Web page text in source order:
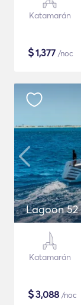
Katamarán
$1,377 /noc
Lagoon 52
Katamarán
$3,088 /noc